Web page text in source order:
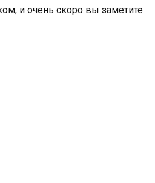
и очень скоро вы заметите